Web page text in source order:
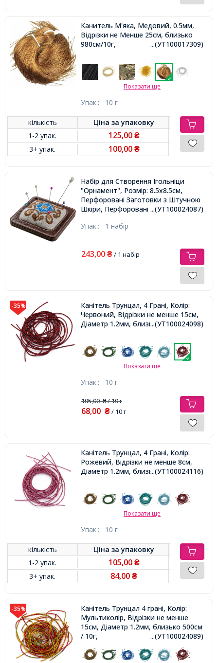
Канитель М'яка, Медовий, 0.5мм,
Відрізки не Менше 25см, близько
980см/10г,
...(УТ100017309)
Показати ще
Упак.: 10 г
кількість Ціна заупаковку
1-2 упак.
125,00 ₴
3+ упак. 100,00 ₴
Набір для Створення Ігольніци
"Орнамент", Розмір: 8.5х8.5см,
Перфоровані Заготовки з Штучною
Шкіри, Перфоровані Заготовки з
Кольори), Канва, Синтепон
...(УТ100024087)
Упак.: 1 набір
243,00 ₴/ 1 набір
-35%
Канітель Трунцал, 4 Грані, Колір:
Червоний, Відрізки не менше 15см,
Діаметр 1.2мм, близько м / 10г,
...(УТ100024098)
Показати ще
Упак.: 10 г
105,00₴/ 10 г
68,00 ₴/ 10 г
Канітель Трунцал, 4 Грані, Колір:
Рожевий, Відрізки не менше 8см,
Діаметр 1.2мм, близько м / 10г,
...(УТ100024116)
Показати ще
Упак.: 10 г
кількість Ціна заупаковку
1-2 упак.
105,00 ₴
3+ упак. 84,00₴
-35%
Канітель Трунцал 4 грані, Колір:
Мультиколір, Відрізки не менше
15см, Діаметр 1.2мм, близько 500см
/ 10г,
...(УТ100024089)